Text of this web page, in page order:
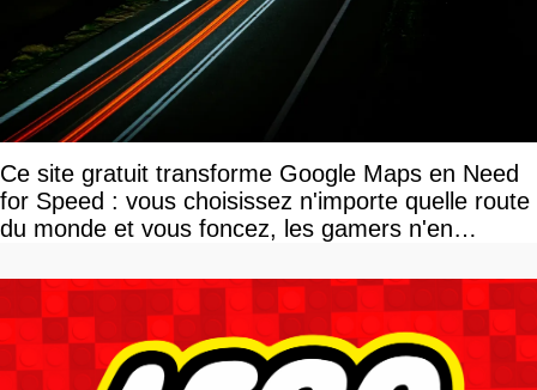
Ce site gratuit transforme Google Maps en Need
for Speed : vous choisissez n'importe quelle route
du monde et vous foncez, les gamers n'en